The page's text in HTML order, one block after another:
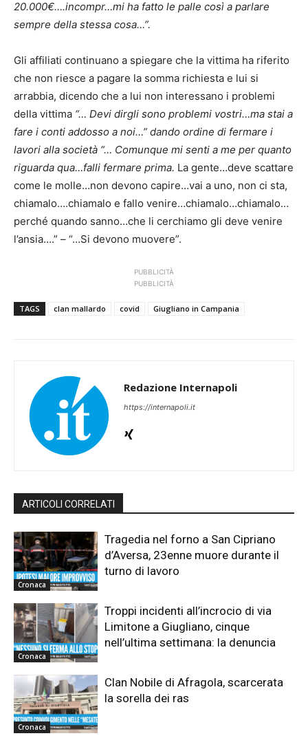
20.000€….incompr…mi ha fatto le palle così a parlare
sempre della stessa cosa…”.
Gli affiliati continuano a spiegare che la vittima ha riferito
che non riesce a pagare la somma richiesta e lui si
arrabbia, dicendo che a lui non interessano i problemi
della vittima “… Devi dirgli sono problemi vostri…ma stai a
fare i conti addosso a noi…” dando ordine di fermare i
lavori alla società “… Comunque mi senti a me per quanto
riguarda qua…falli fermare prima. La gente…deve scattare
come le molle…non devono capire…vai a uno, non ci sta,
chiamalo….chiamalo e fallo venire…chiamalo…chiamalo…
perché quando sanno…che li cerchiamo gli deve venire
l’ansia….” – “…Si devono muovere”.
PUBBLICITÀ
PUBBLICITÀ
TAGS clan mallardo covid Giugliano in Campania
Redazione Internapoli
https://internapoli.it
ARTICOLI CORRELATI
Cronaca
Tragedia nel forno a San Cipriano
d’Aversa, 23enne muore durante il
turno di lavoro
Cronaca
Troppi incidenti all’incrocio di via
Limitone a Giugliano, cinque
nell’ultima settimana: la denuncia
Cronaca
Clan Nobile di Afragola, scarcerata
la sorella dei ras